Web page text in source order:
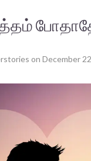
on December